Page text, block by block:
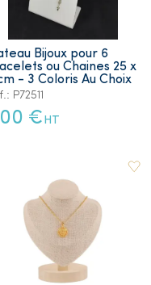
Bijoux pour 6
ou Chaines 25 x
cm - 3 Coloris Au Choix
P72511
€ HT